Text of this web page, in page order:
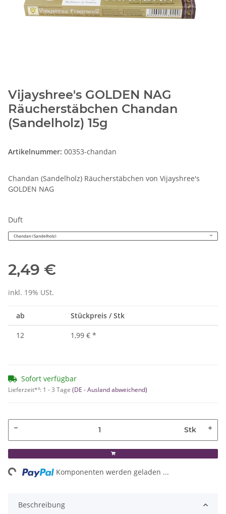
Vijayshree's GOLDEN NAG
Räucherstäbchen Chandan
(Sandelholz) 15g
Artikelnummer: 00353-chandan
Chandan (Sandelholz) Räucherstäbchen von Vijayshree's
GOLDEN NAG
Duft
Chandan (Sandelholz)
2,49 €
inkl. 19% USt.
ab Stückpreis / Stk
12 1,99 € *
Sofort verfügbar
Lieferzeit*³: 1 - 3 Tage (DE - Ausland abweichend)
Stk
Komponenten werden geladen ...
Beschreibung